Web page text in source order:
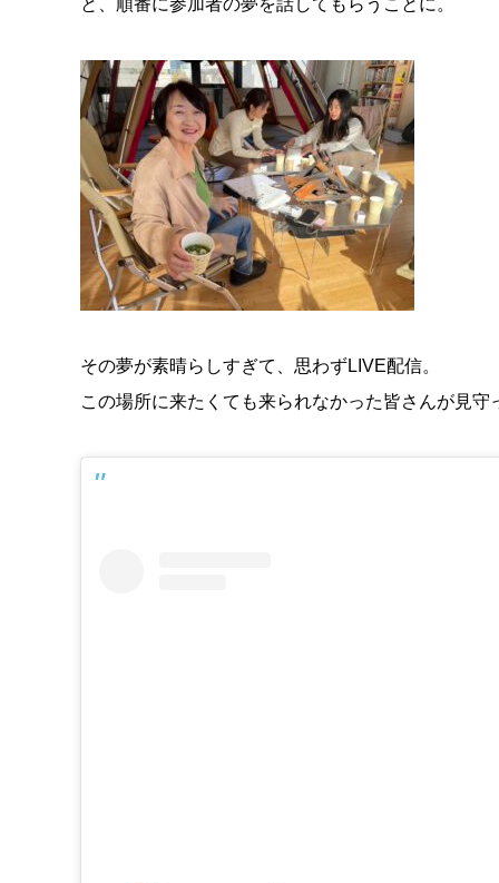
と、順番に参加者の夢を話してもらうことに。
その夢が素晴らしすぎて、思わずLIVE配信。
この場所に来たくても来られなかった皆さんが見守